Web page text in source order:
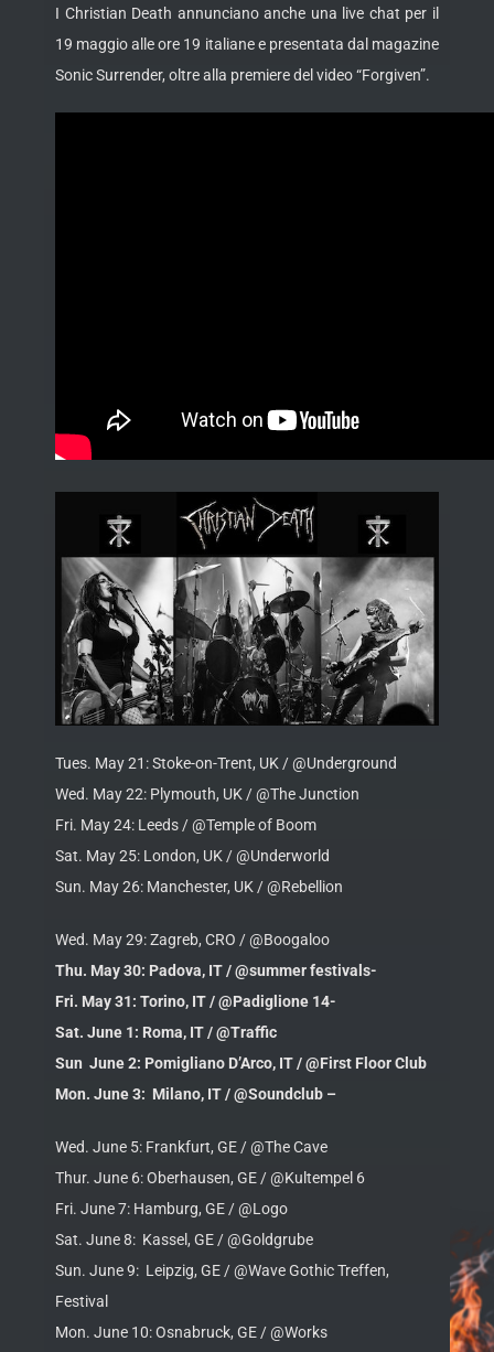
I Christian Death annunciano anche una live chat per il
19 maggio alle ore 19 italiane e presentata dal magazine
Sonic Surrender, oltre alla premiere del video “Forgiven”.
Tues. May 21: Stoke-on-Trent, UK / @Underground
Wed. May 22: Plymouth, UK / @The Junction
Fri. May 24: Leeds / @Temple of Boom
Sat. May 25: London, UK / @Underworld
Sun. May 26: Manchester, UK / @Rebellion
Wed. May 29: Zagreb, CRO / @Boogaloo
Thu. May 30: Padova, IT / @summer festivals-
Fri. May 31: Torino, IT / @Padiglione 14-
Sat. June 1: Roma, IT / @Traffic
Sun June 2: Pomigliano D’Arco, IT / @First Floor Club
Mon. June 3: Milano, IT / @Soundclub –
Wed. June 5: Frankfurt, GE / @The Cave
Thur. June 6: Oberhausen, GE / @Kultempel 6
Fri. June 7: Hamburg, GE / @Logo
Sat. June 8: Kassel, GE / @Goldgrube
Sun. June 9: Leipzig, GE / @Wave Gothic Treffen,
Festival
Mon. June 10: Osnabruck, GE / @Works